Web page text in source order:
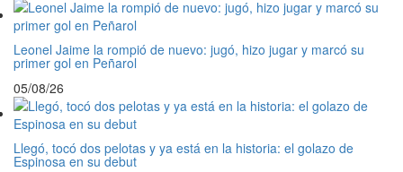
Leonel Jaime la rompió de nuevo: jugó, hizo jugar y marcó su
primer gol en Peñarol
05/08/26
Llegó, tocó dos pelotas y ya está en la historia: el golazo de
Espinosa en su debut